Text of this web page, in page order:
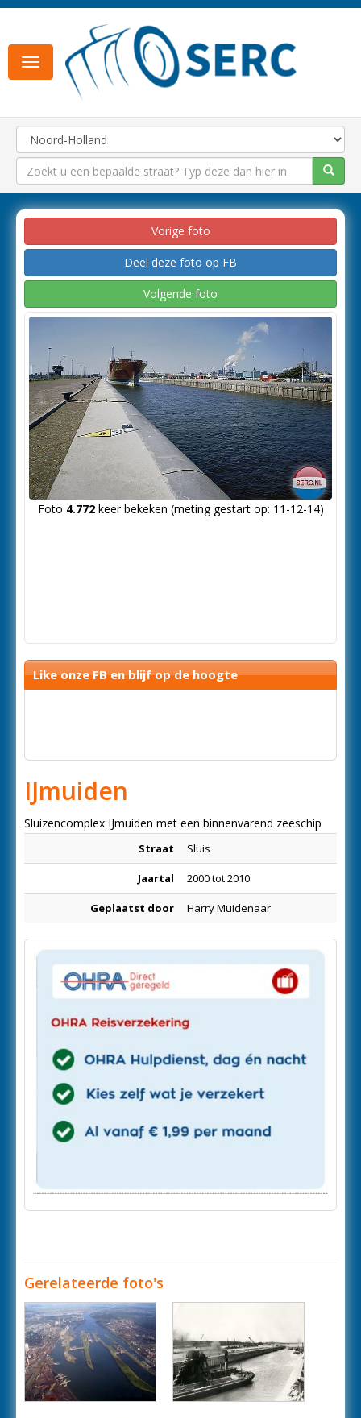
Toggle
navigation
Vorige foto
Deel deze foto op FB
Volgende foto
Foto 4.772keer bekeken (meting gestart op: 11-12-14)
Like onze FB en blijf op de hoogte
IJmuiden
Sluizencomplex IJmuiden met een binnenvarend zeeschip
Straat Sluis
Jaartal 2000 tot 2010
Geplaatst door Harry Muidenaar
Gerelateerde foto's